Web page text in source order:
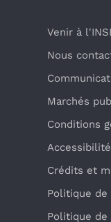
Venir à
Nous
Marchés
Conditions
Crédits et
Politique
Politique de